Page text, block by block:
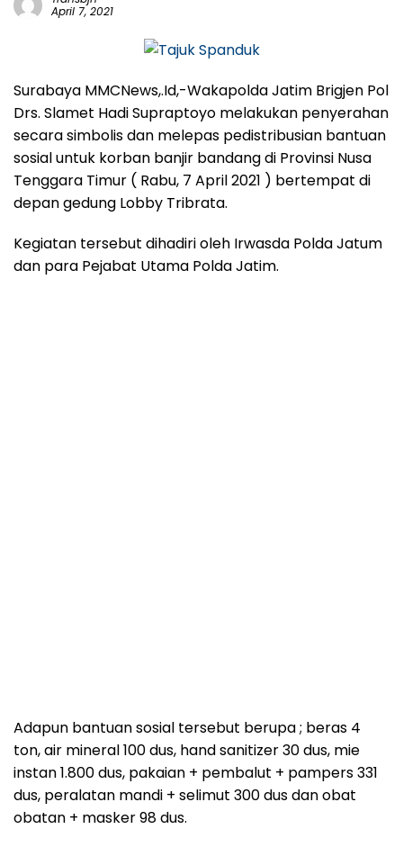
April 7, 2021
Surabaya MMCNews,.Id,-Wakapolda Jatim Brigjen Pol
Drs. Slamet Hadi Supraptoyo melakukan penyerahan
secara simbolis dan melepas pedistribusian bantuan
sosial untuk korban banjir bandang di Provinsi Nusa
Tenggara Timur ( Rabu, 7 April 2021 ) bertempat di
depan gedung Lobby Tribrata.
Kegiatan tersebut dihadiri oleh Irwasda Polda Jatum
dan para Pejabat Utama Polda Jatim.
Adapun bantuan sosial tersebut berupa ; beras 4
ton, air mineral 100 dus, hand sanitizer 30 dus, mie
instan 1.800 dus, pakaian + pembalut + pampers 331
dus, peralatan mandi + selimut 300 dus dan obat
obatan + masker 98 dus.